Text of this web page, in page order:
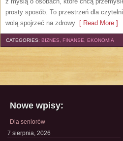
prosty sposób. To przestrzeń dla
wolą spojrzeć na zdrowy [ Read More ]
CATEGORIES: BIZNES, FINANSE, EKONOMIA
Nowe wpisy:
Dla seniorów
7 sierpnia, 2026